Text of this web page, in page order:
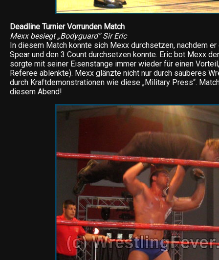
Deadline Turnier Vorrunden Match
Mexx besiegt „Bodyguard“ Sir Eric
In diesem Match konnte sich Mexx durchsetzen, nachdem
Spear und den 3 Count durchsetzen konnte. Eric bot Mexx
sorgte mit seiner Eisenstange immer wieder für einen
Referee ablenkte). Mexx glänzte nicht nur durch sauberes
durch Kraftdemonstrationen wie diese „Military Press“.
diesem Abend!